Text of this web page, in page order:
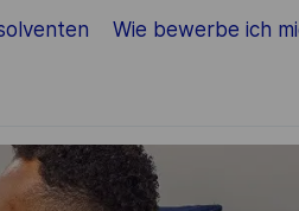
Wie bewerbe ich